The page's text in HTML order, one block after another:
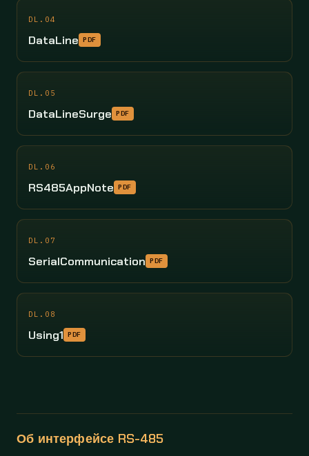
DL.04
DataLine PDF
DL.05
DataLineSurge PDF
DL.06
RS485AppNote PDF
DL.07
SerialCommunication PDF
DL.08
Using1 PDF
Об интерфейсе RS-485